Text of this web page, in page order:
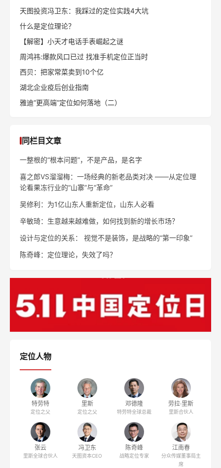
天图投资冯卫东：我踩过的定位实践4大坑
什么是定位理论？
【解密】小天才电话手表崛起之谜
周鸿祎:爆款风口已过 找准手机定位正当时
西贝：把家常菜卖到10个亿
湖北企业疫后创业指南
雅迪“更高端”定位如何落地（二）
同栏目文章
一整根的“根本问题”，不是产品，是名字
喜之郎VS溜溜梅：一场经典的新老品类对决 ——从定位理
论看果冻行业的“山寨”与“革命”
吴修利：为1亿山东人重新定位，山东人必看
辛敏琦：生意越来越难做，如何找到新的增长市场？
设计与定位的关系： 视觉不是装饰，是战略的“第一印象”
陈奇峰：定位理论，失效了吗？
定位人物
特劳特
定位之父
里斯
定位之父
邓德隆
特劳特全球总裁
劳拉·里斯
里斯合伙人
张云
里斯全球合伙人
冯卫东
天图资本CEO
陈奇峰
战略定位专家
江南春
分众传媒董事局主
席